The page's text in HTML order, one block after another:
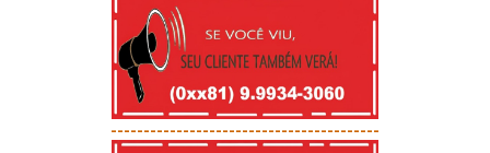
-----------------------------------------